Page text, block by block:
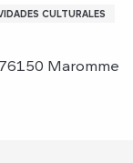
CULTURALES
Maromme